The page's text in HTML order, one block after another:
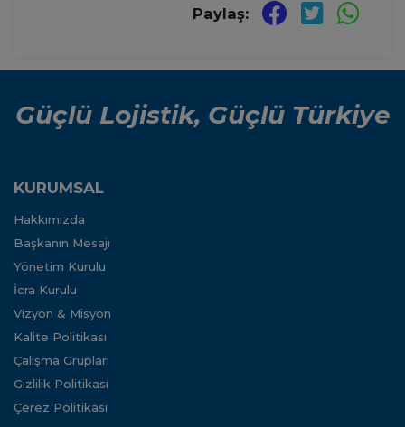
Paylaş:
Güçlü Lojistik, Güçlü Türkiye
KURUMSAL
Hakkımızda
Başkanın Mesajı
Yönetim Kurulu
İcra Kurulu
Vizyon & Misyon
Kalite Politikası
Çalışma Grupları
Gizlilik Politikası
Çerez Politikası